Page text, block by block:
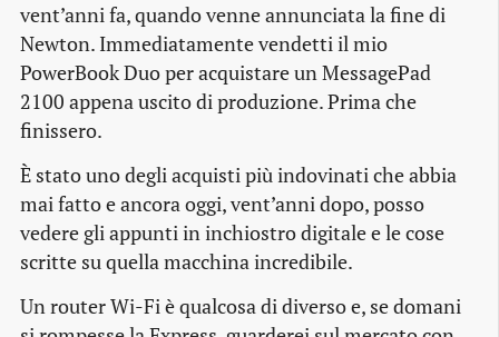
vent’anni fa, quando venne annunciata la fine di
Newton. Immediatamente vendetti il mio
PowerBook Duo per acquistare un MessagePad
2100 appena uscito di produzione. Prima che
finissero.
È stato uno degli acquisti più indovinati che abbia
mai fatto e ancora oggi, vent’anni dopo, posso
vedere gli appunti in inchiostro digitale e le cose
scritte su quella macchina incredibile.
Un router Wi-Fi è qualcosa di diverso e, se domani